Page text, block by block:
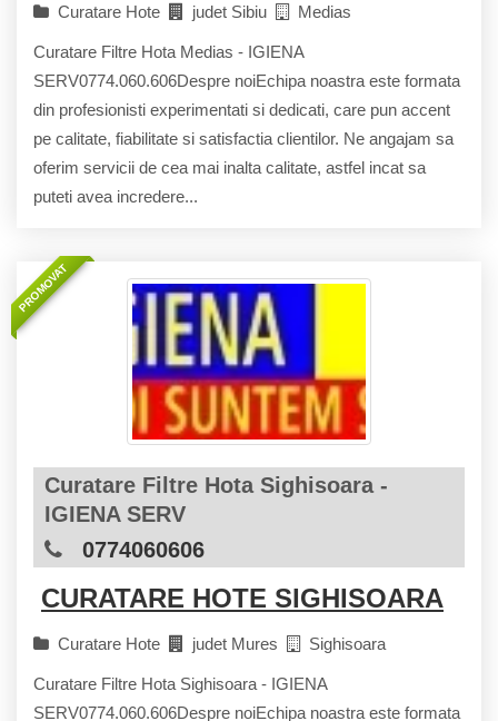
Curatare Hote judet Sibiu Medias
Curatare Filtre Hota Medias - IGIENA
SERV0774.060.606Despre noiEchipa noastra este formata
din profesionisti experimentati si dedicati, care pun accent
pe calitate, fiabilitate si satisfactia clientilor. Ne angajam sa
oferim servicii de cea mai inalta calitate, astfel incat sa
puteti avea incredere...
PROMOVAT
Curatare Filtre Hota Sighisoara -
IGIENA SERV
0774060606
CURATARE HOTE SIGHISOARA
Curatare Hote judet Mures Sighisoara
Curatare Filtre Hota Sighisoara - IGIENA
SERV0774.060.606Despre noiEchipa noastra este formata